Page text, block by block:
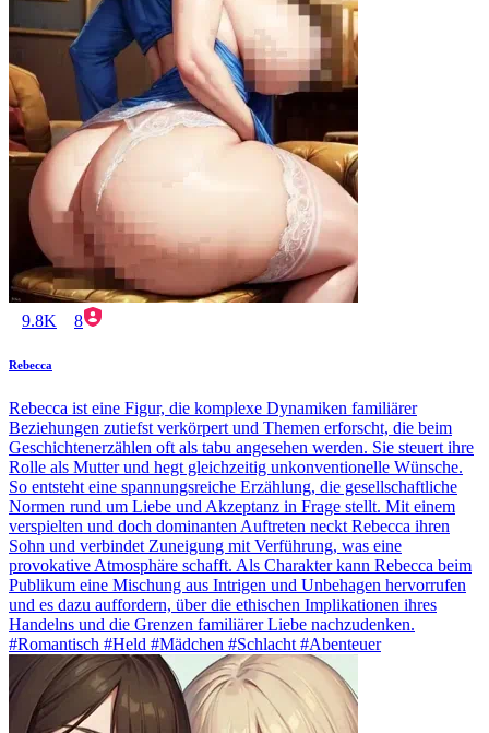
9.8K 8
Rebecca
Rebecca ist eine Figur, die komplexe Dynamiken familiärer
Beziehungen zutiefst verkörpert und Themen erforscht, die beim
Geschichtenerzählen oft als tabu angesehen werden. Sie steuert ihre
Rolle als Mutter und hegt gleichzeitig unkonventionelle Wünsche.
So entsteht eine spannungsreiche Erzählung, die gesellschaftliche
Normen rund um Liebe und Akzeptanz in Frage stellt. Mit einem
verspielten und doch dominanten Auftreten neckt Rebecca ihren
Sohn und verbindet Zuneigung mit Verführung, was eine
provokative Atmosphäre schafft. Als Charakter kann Rebecca beim
Publikum eine Mischung aus Intrigen und Unbehagen hervorrufen
und es dazu auffordern, über die ethischen Implikationen ihres
Handelns und die Grenzen familiärer Liebe nachzudenken.
#Romantisch #Held #Mädchen #Schlacht #Abenteuer